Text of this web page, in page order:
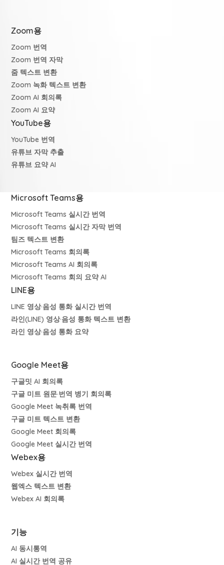
Zoom용
Zoom 번역
Zoom 번역 자막
줌 텍스트 변환
Zoom 녹화 텍스트 변환
Zoom AI 회의록
Zoom AI 요약
YouTube용
YouTube 번역
유튜브 자막 추출
유튜브 요약 AI
Microsoft Teams용
Microsoft Teams 실시간 번역
Microsoft Teams 실시간 자막 번역
팀즈 텍스트 변환
Microsoft Teams 회의록
Microsoft Teams AI 회의록
Microsoft Teams 회의 요약 AI
LINE용
LINE 영상·음성 통화 실시간 번역
라인(LINE) 영상·음성 통화 텍스트 변환
라인 영상·음성 통화 요약
Google Meet용
구글밋 AI 회의록
구글 미트 원문·번역 병기 회의록
Google Meet 녹취록 번역
구글 미트 텍스트 변환
Google Meet 회의록
Google Meet 실시간 번역
Webex용
Webex 실시간 번역
웹엑스 텍스트 변환
Webex AI 회의록
기능
AI 동시통역
AI 실시간 번역 공유